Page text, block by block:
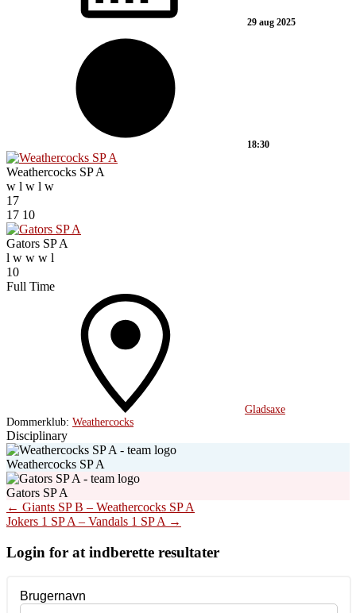
29 aug 2025
18:30
Weathercocks SP A
w l w l w
17
17 10
Gators SP A
l w w w l
10
Full Time
Gladsaxe
Dommerklub: Weathercocks
Disciplinary
Weathercocks SP A
Gators SP A
Post
navigation
← Giants SP B – Weathercocks SP A
Jokers 1 SP A – Vandals 1 SP A →
Login for at indberette resultater
Brugernavn